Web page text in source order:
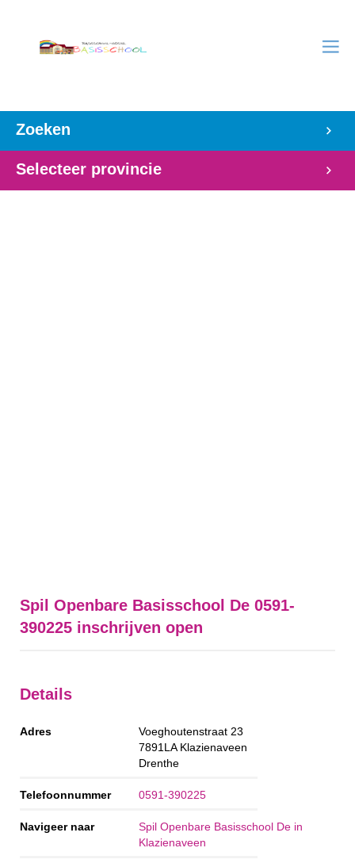
Zoeken
Selecteer provincie
Spil Openbare Basisschool De 0591-
390225 inschrijven open
Details
Adres
Voeghoutenstraat 23
7891LA Klazienaveen
Drenthe
Telefoonnummer 0591-390225
Navigeer naar
Spil Openbare Basisschool De in
Klazienaveen